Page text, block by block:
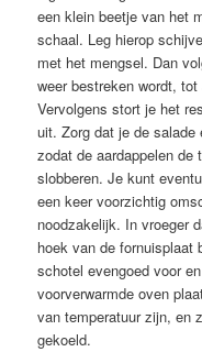
een klein beetje van het
schaal. Leg hierop
met het mengsel. Dan
weer bestreken wordt,
Vervolgens stort je het
uit. Zorg dat je de salade
zodat de aardappelen de
slobberen. Je kunt
een keer voorzichtig
noodzakelijk. In vroeger
hoek van de fornuisplaat
schotel evengoed voor
voorverwarmde oven
van temperatuur zijn, en
gekoeld.